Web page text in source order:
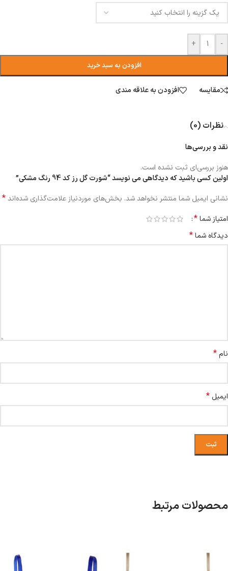
-
+
افزودن به سبد خرید
مقایسه افزودن به علاقه مندی
نظرات (0)
نقد و بررسی‌ها
هنوز بررسی‌ای ثبت نشده است.
اولین کسی باشید که دیدگاهی می نویسد “شورت گل رز کد 94 رنگ مشکی”
نشانی ایمیل شما منتشر نخواهد شد. بخش‌های موردنیاز علامت‌گذاری شده‌اند*
امتیاز شما*
دیدگاه شما*
نام*
ایمیل *
محصولات مرتبط